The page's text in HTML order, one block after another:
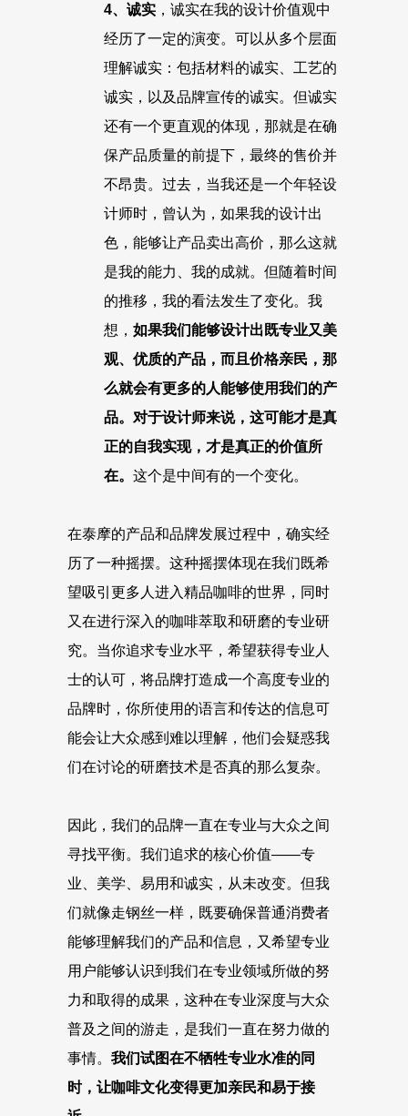
4、诚实 ，诚实在我的设计价值观中
经历了一定的演变。可以从多个层面
理解诚实：包括材料的诚实、工艺的
诚实，以及品牌宣传的诚实。但诚实
还有一个更直观的体现，那就是在确
保产品质量的前提下，最终的售价并
不昂贵。过去，当我还是一个年轻设
计师时，曾认为，如果我的设计出
色，能够让产品卖出高价，那么这就
是我的能力、我的成就。但随着时间
的推移，我的看法发生了变化。我
想， 如果我们能够设计出既专业又美
观、优质的产品，而且价格亲民，那
么就会有更多的人能够使用我们的产
品。对于设计师来说，这可能才是真
正的自我实现，才是真正的价值所
在。 这个是中间有的一个变化。
在泰摩的产品和品牌发展过程中，确实经
历了一种摇摆。这种摇摆体现在我们既希
望吸引更多人进入精品咖啡的世界，同时
又在进行深入的咖啡萃取和研磨的专业研
究。当你追求专业水平，希望获得专业人
士的认可，将品牌打造成一个高度专业的
品牌时，你所使用的语言和传达的信息可
能会让大众感到难以理解，他们会疑惑我
们在讨论的研磨技术是否真的那么复杂。
因此，我们的品牌一直在专业与大众之间
寻找平衡。我们追求的核心价值——专
业、美学、易用和诚实，从未改变。但我
们就像走钢丝一样，既要确保普通消费者
能够理解我们的产品和信息，又希望专业
用户能够认识到我们在专业领域所做的努
力和取得的成果，这种在专业深度与大众
普及之间的游走，是我们一直在努力做的
事情。 我们试图在不牺牲专业水准的同
时，让咖啡文化变得更加亲民和易于接